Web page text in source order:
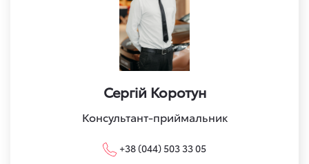
Сергій Коротун
Консультант-приймальник
+38 (044) 503 33 05